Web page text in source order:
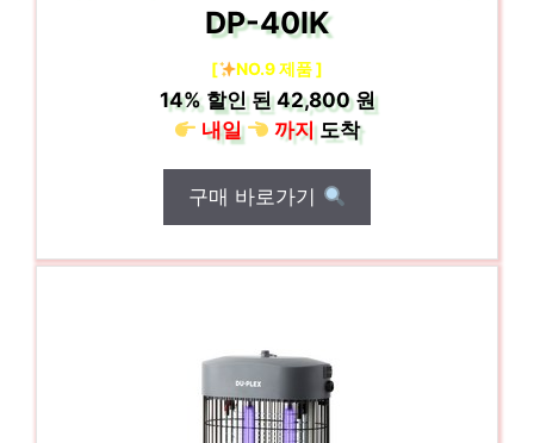
DP-40IK
[ NO.9 제품 ]
14%할인 된42,800 원
내일
까지도착
구매 바로가기